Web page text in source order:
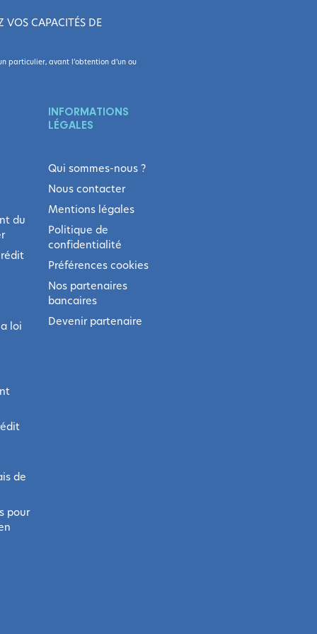
VOS CAPACITÉS DE
particulier, avant l’obtention d’un ou
du
loi
de
pour
INFORMATIONS
LÉGALES
Qui sommes-nous ?
Nous contacter
Mentions légales
Politique de
confidentialité
Préférences cookies
Nos partenaires
bancaires
Devenir partenaire